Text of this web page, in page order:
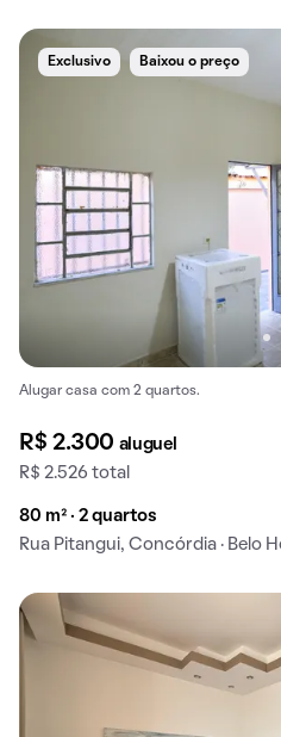
Exclusivo Baixou o preço
Alugar casa com 2 quartos.
R$ 2.300 aluguel
R$ 2.526 total
80 m² · 2 quartos
Rua Pitangui, Concórdia · Belo